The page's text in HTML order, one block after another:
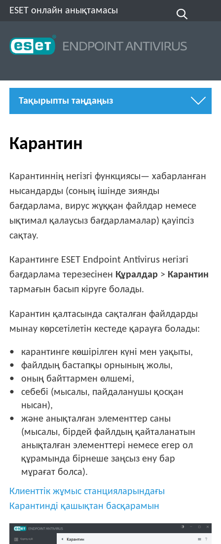
ESET онлайн анықтамасы
Тақырыпты таңдаңыз
Карантин
Карантиннің негізгі функциясы— хабарланған
нысандарды (соның ішінде зиянды
бағдарлама, вирус жұққан файлдар немесе
ықтимал қалаусыз бағдарламалар) қауіпсіз
сақтау.
Карантинге ESET Endpoint Antivirus негізгі
бағдарлама терезесінен Құралдар > Карантин
тармағын басып кіруге болады.
Карантин қалтасында сақталған файлдарды
мынау көрсетілетін кестеде қарауға болады:
карантинге көшірілген күні мен уақыты,
файлдың бастапқы орнының жолы,
оның байттармен өлшемі,
себебі (мысалы, пайдаланушы қосқан
нысан),
және анықталған элементтер саны
(мысалы, бірдей файлдың қайталанатын
анықталған элементтері немесе егер ол
құрамында бірнеше заңсыз ену бар
мұрағат болса).
Клиенттік жұмыс станцияларындағы
Карантинді қашықтан басқарамын